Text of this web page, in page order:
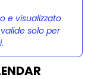
e visualizzato
solo per